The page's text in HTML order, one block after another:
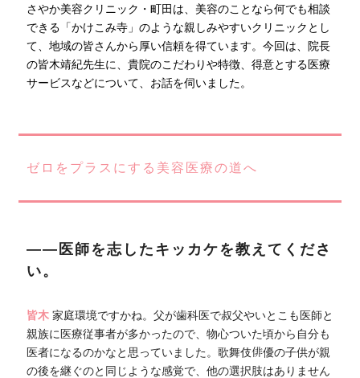
さやか美容クリニック・町田は、美容のことなら何でも相談
できる「かけこみ寺」のような親しみやすいクリニックとし
て、地域の皆さんから厚い信頼を得ています。今回は、院長
の皆木靖紀先生に、貴院のこだわりや特徴、得意とする医療
サービスなどについて、お話を伺いました。
ゼロをプラスにする美容医療の道へ
――医師を志したキッカケを教えてくださ
い。
皆木家庭環境ですかね。父が歯科医で叔父やいとこも医師と
親族に医療従事者が多かったので、物心ついた頃から自分も
医者になるのかなと思っていました。歌舞伎俳優の子供が親
の後を継ぐのと同じような感覚で、他の選択肢はありません